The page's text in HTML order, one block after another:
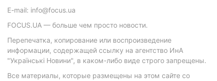
E-mail: info@focus.ua
FOCUS.UA — больше чем просто новости.
Перепечатка, копирование или воспроизведение
информации, содержащей ссылку на агентство ИнА
"Українські Новини", в каком-либо виде строго запрещены.
Все материалы, которые размещены на этом сайте со